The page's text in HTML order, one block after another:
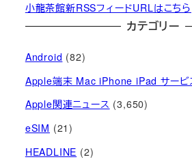
小龍茶館新RSSフィードURLはこちら
カテゴリー
Android (82)
Apple端末 Mac iPhone iPad サービ
Apple関連ニュース (3,650)
eSIM (21)
HEADLINE (2)